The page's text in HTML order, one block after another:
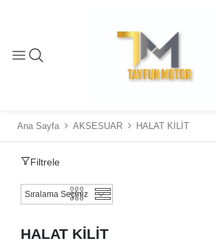
Ana Sayfa AKSESUAR HALAT KİLİT
Filtrele
HALAT KİLİT